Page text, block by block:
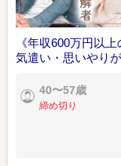
《年収600万円以上
気遣い・思いやり
40〜57歳
締め切り